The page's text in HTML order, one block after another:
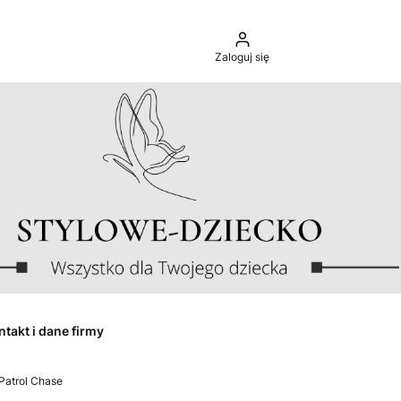
Zaloguj się
i dane firmy
Chase